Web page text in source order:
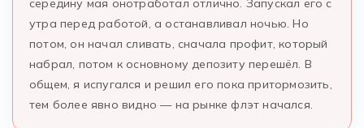
середину мая онотработал отлично. Запускал его с
утра перед работой, а останавливал ночью. Но
потом, он начал сливать, сначала профит, который
набрал, потом к основному депозиту перешёл. В
общем, я испугался и решил его пока притормозить,
тем более явно видно — на рынке флэт начался.